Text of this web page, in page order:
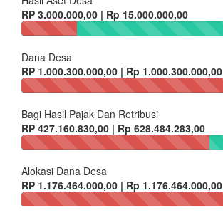
RP 3.000.000,00 | Rp 15.000.000,00
Dana Desa
RP 1.000.300.000,00 | Rp 1.000.300.000,00
Bagi Hasil Pajak Dan Retribusi
RP 427.160.830,00 | Rp 628.484.283,00
Alokasi Dana Desa
RP 1.176.464.000,00 | Rp 1.176.464.000,00